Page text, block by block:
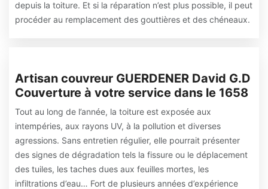
depuis la toiture. Et si la réparation n’est plus possible, il peut
procéder au remplacement des gouttières et des chéneaux.
Artisan couvreur GUERDENER David G.D
Couverture à votre service dans le 1658
Tout au long de l’année, la toiture est exposée aux
intempéries, aux rayons UV, à la pollution et diverses
agressions. Sans entretien régulier, elle pourrait présenter
des signes de dégradation tels la fissure ou le déplacement
des tuiles, les taches dues aux feuilles mortes, les
infiltrations d’eau… Fort de plusieurs années d’expérience